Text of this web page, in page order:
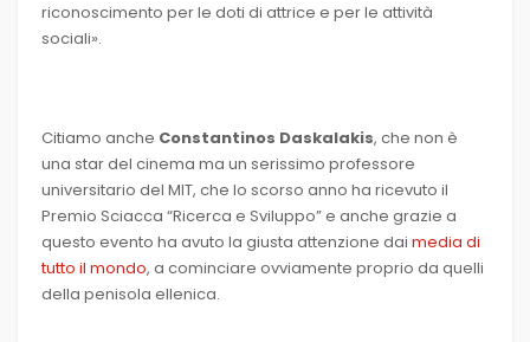
riconoscimento per le doti di attrice e per le attività
sociali».
Citiamo anche Constantinos Daskalakis, che non è
una star del cinema ma un serissimo professore
universitario del MIT, che lo scorso anno ha ricevuto il
Premio Sciacca “Ricerca e Sviluppo” e anche grazie a
questo evento ha avuto la giusta attenzione dai media di
tutto il mondo, a cominciare ovviamente proprio da quelli
della penisola ellenica.